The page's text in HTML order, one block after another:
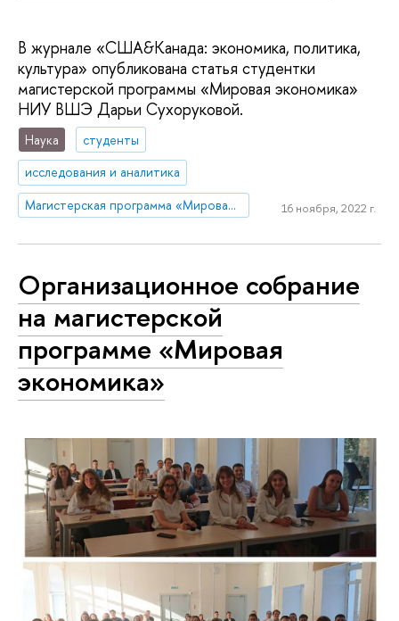
В журнале «США&Канада: экономика, политика,
культура» опубликована статья студентки
магистерской программы «Мировая экономика»
НИУ ВШЭ Дарьи Сухоруковой.
Наука
студенты
исследования и аналитика
Магистерская программа «Мировая экономика»
16 ноября, 2022 г.
Организационное собрание
на магистерской
программе «Мировая
экономика»